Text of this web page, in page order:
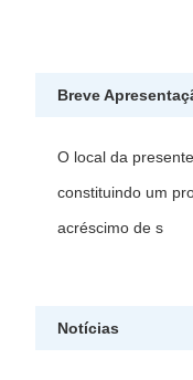
Breve
O local da
constituindo um
acréscimo de s
Notícias